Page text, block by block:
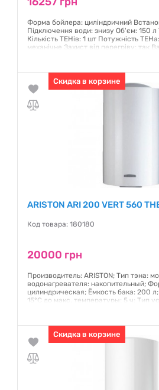
Форма бойлера: циліндричний
Підключення води: знизу Об'єм: 150
Кількість ТЕНів: 1 шт Потужність
механічне Захист від перегріву: так
Скидка в корзине
ARISTON ARI 200 VERT 560
Код товара: 180180
20000 грн
Производитель: ARISTON; Тип тэна:
водонагревателя: накопительный;
цилиндрическая; Ёмкость бака: 200
15°С до макс. температуры: 5 ч; Тип
Гарантия:12 месяцев
Скидка в корзине